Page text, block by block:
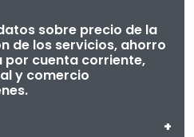
sobre precio de la
de los servicios, ahorro
por cuenta corriente,
y comercio
+